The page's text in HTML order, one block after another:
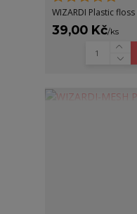
WIZARDI Plastic
39,00 Kč/ks